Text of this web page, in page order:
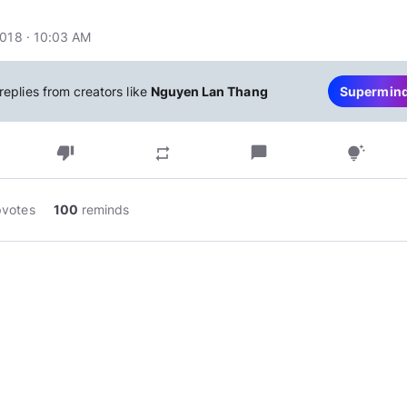
· 10:03 AM
from creators like Nguyen Lan Thang
thumb_down repeat chat_bubble tips_and_updates
100 reminds